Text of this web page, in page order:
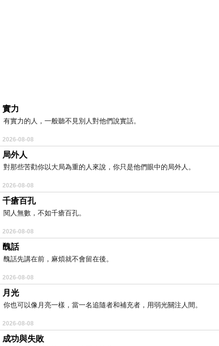
實力
有實力的人，一般聽不見別人對他們說實話。
2026-08-08
局外人
對那些苦勸你以大局為重的人來說，你只是他們眼中的局外人。
2026-08-08
千瘡百孔
閱人無數，不如千瘡百孔。
2026-08-08
醜話
醜話先講在前，麻煩就不會留在後。
2026-08-08
月光
你也可以像月亮一樣，當一名追隨者和補充者，用弱光關注人間。
2026-08-08
成功與失敗